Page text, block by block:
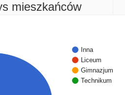
mieszkańców
Inna
Liceum
Gimnazjum
Technikum